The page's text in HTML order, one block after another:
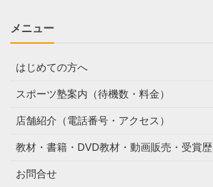
メニュー
はじめての方へ
スポーツ塾案内（待機数・料金）
店舗紹介（電話番号・アクセス）
教材・書籍・DVD教材・動画販売・受賞歴
お問合せ